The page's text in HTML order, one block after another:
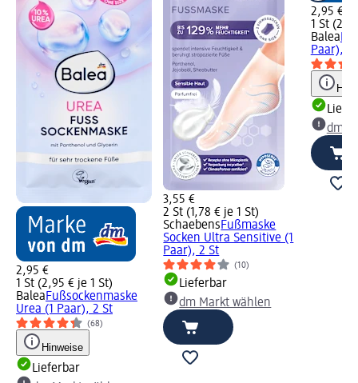
2,95 €
1 St (2,95 € je 1 St)
BaleaFußsockenmaske
Urea (1 Paar), 2 St
(68)
Hinweise
Lieferbar
3,55 €
2 St (1,78 € je 1 St)
SchaebensFußmaske
Socken Ultra Sensitive (1
Paar), 2 St
(10)
Lieferbar
dm Markt wählen
2,95 €
1 St
Balea
Paar), 1
dm